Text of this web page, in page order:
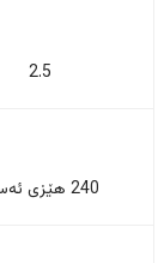
2.5
240 هێزی ئەسپ